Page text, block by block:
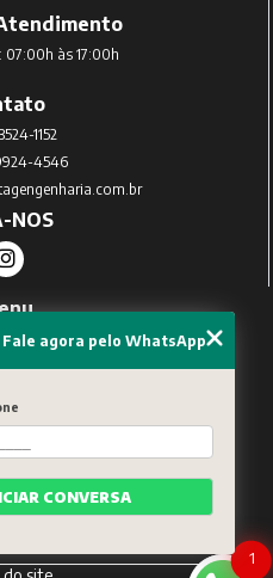
07:00h às 17:00h
1152
4546
NOS
Nós
orçamento
1
Fale agora pelo WhatsApp
CONVERSA